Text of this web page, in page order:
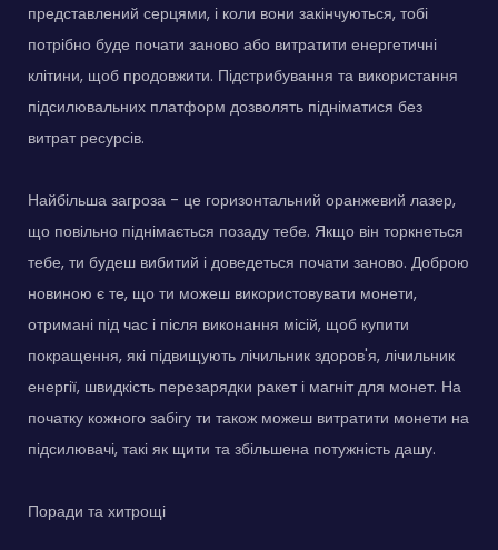
представлений серцями, і коли вони закінчуються, тобі
потрібно буде почати заново або витратити енергетичні
клітини, щоб продовжити. Підстрибування та використання
підсилювальних платформ дозволять підніматися без
витрат ресурсів.
Найбільша загроза - це горизонтальний оранжевий лазер,
що повільно піднімається позаду тебе. Якщо він торкнеться
тебе, ти будеш вибитий і доведеться почати заново. Доброю
новиною є те, що ти можеш використовувати монети,
отримані під час і після виконання місій, щоб купити
покращення, які підвищують лічильник здоров'я, лічильник
енергії, швидкість перезарядки ракет і магніт для монет. На
початку кожного забігу ти також можеш витратити монети на
підсилювачі, такі як щити та збільшена потужність дашу.
Поради та хитрощі